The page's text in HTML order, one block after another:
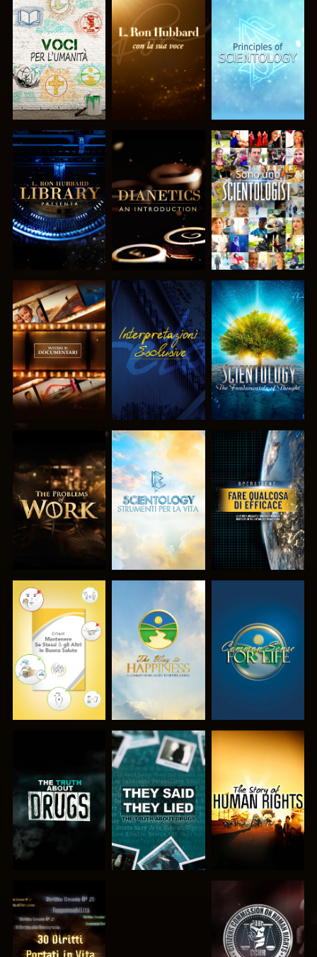
ESPLORA LE
SERIE
ESPLORA LE
SERIE
ESPLORA LE
SERIE
ESPLORA LE
SERIE
ESPLORA LE
SERIE
GUARDA
ESPLORA LE
SERIE
GUARDA
ESPLORA LE
SERIE
ESPLORA LE
SERIE
ESPLORA LE
SERIE
GUARDA
GUARDA GUARDA GUARDA
GUARDA GUARDA
GUARDA GUARDA